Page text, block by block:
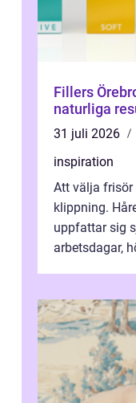
Fillers Örebro vägledning till säkra
naturliga
31 juli 2026
inspiration
Att välja frisör
klippning.
uppfattar sig
arbetsdagar,